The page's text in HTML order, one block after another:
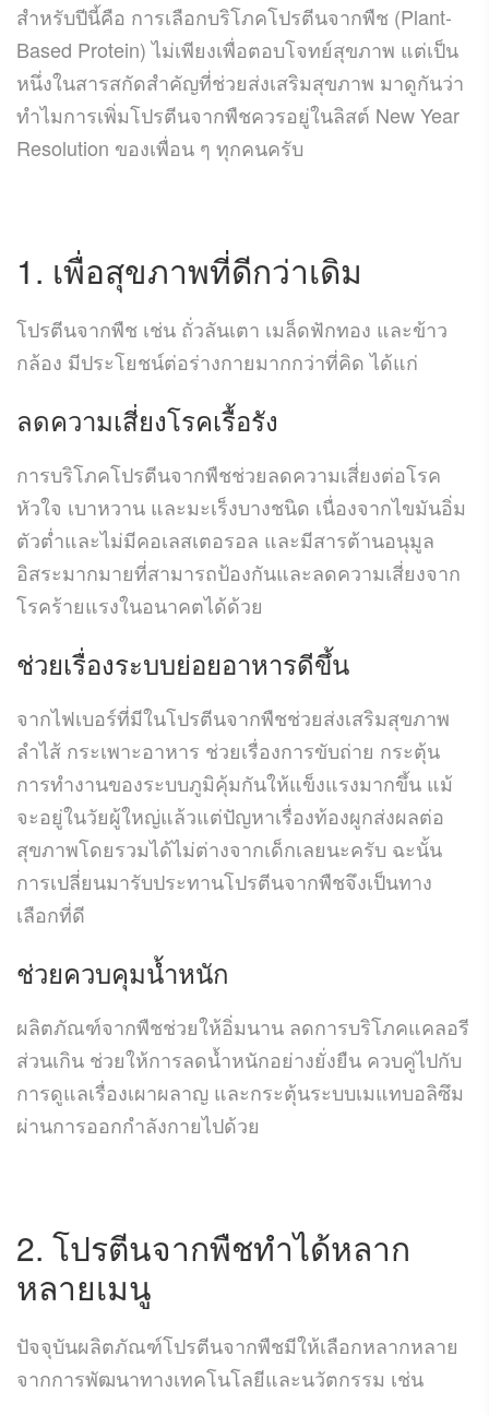
สำหรับปีนี้คือ การเลือกบริโภคโปรตีนจากพืช (Plant-
Based Protein) ไม่เพียงเพื่อตอบโจทย์สุขภาพ แต่เป็น
หนึ่งในสารสกัดสำคัญที่ช่วยส่งเสริมสุขภาพ มาดูกันว่า
ทำไมการเพิ่มโปรตีนจากพืชควรอยู่ในลิสต์ New Year
Resolution ของเพื่อน ๆ ทุกคนครับ
1. เพื่อสุขภาพที่ดีกว่าเดิม
โปรตีนจากพืช เช่น ถั่วลันเตา เมล็ดฟักทอง และข้าว
กล้อง มีประโยชน์ต่อร่างกายมากกว่าที่คิด ได้แก่
ลดความเสี่ยงโรคเรื้อรัง
การบริโภคโปรตีนจากพืชช่วยลดความเสี่ยงต่อโรค
หัวใจ เบาหวาน และมะเร็งบางชนิด เนื่องจากไขมันอิ่ม
ตัวต่ำและไม่มีคอเลสเตอรอล และมีสารต้านอนุมูล
อิสระมากมายที่สามารถป้องกันและลดความเสี่ยงจาก
โรคร้ายแรงในอนาคตได้ด้วย
ช่วยเรื่องระบบย่อยอาหารดีขึ้น
จากไฟเบอร์ที่มีในโปรตีนจากพืชช่วยส่งเสริมสุขภาพ
ลำไส้ กระเพาะอาหาร ช่วยเรื่องการขับถ่าย กระตุ้น
การทำงานของระบบภูมิคุ้มกันให้แข็งแรงมากขึ้น แม้
จะอยู่ในวัยผู้ใหญ่แล้วแต่ปัญหาเรื่องท้องผูกส่งผลต่อ
สุขภาพโดยรวมได้ไม่ต่างจากเด็กเลยนะครับ ฉะนั้น
การเปลี่ยนมารับประทานโปรตีนจากพืชจึงเป็นทาง
เลือกที่ดี
ช่วยควบคุมน้ำหนัก
ผลิตภัณฑ์จากพืชช่วยให้อิ่มนาน ลดการบริโภคแคลอรี
ส่วนเกิน ช่วยให้การลดน้ำหนักอย่างยั่งยืน ควบคู่ไปกับ
การดูแลเรื่องเผาผลาญ และกระตุ้นระบบเมแทบอลิซึม
ผ่านการออกกำลังกายไปด้วย
2. โปรตีนจากพืชทำได้หลาก
หลายเมนู
ปัจจุบันผลิตภัณฑ์โปรตีนจากพืชมีให้เลือกหลากหลาย
จากการพัฒนาทางเทคโนโลยีและนวัตกรรม เช่น